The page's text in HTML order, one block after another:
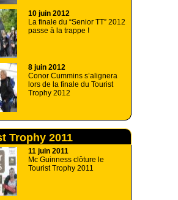
10 juin 2012
La finale du “Senior TT” 2012
passe à la trappe !
8 juin 2012
Conor Cummins s’alignera
lors de la finale du Tourist
Trophy 2012
Trophy 2011
11 juin 2011
Mc Guinness clôture le
Tourist Trophy 2011